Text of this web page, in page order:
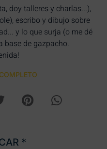
doy talleres y charlas...),
escribo y dibujo sobre
y lo que surja (o me dé
base de gazpacho.
*